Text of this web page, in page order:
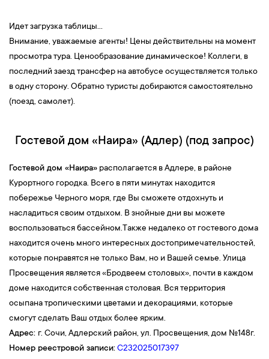
Идет загрузка таблицы...
Внимание, уважаемые агенты! Цены действительны на момент
просмотра тура. Ценообразование динамическое! Коллеги, в
последний заезд трансфер на автобусе осуществляется только
в одну сторону. Обратно туристы добираются самостоятельно
(поезд, самолет).
Гостевой дом «Наира» (Адлер) (под запрос)
Гостевой дом «Наира» располагается в Адлере, в районе
Курортного городка. Всего в пяти минутах находится
побережье Черного моря, где Вы сможете отдохнуть и
насладиться своим отдыхом. В знойные дни вы можете
воспользоваться бассейном.Также недалеко от гостевого дома
находится очень много интересных достопримечательностей,
которые понравятся не только Вам, но и Вашей семье. Улица
Просвещения является «Бродвеем столовых», почти в каждом
доме находится собственная столовая. Вся территория
осыпана тропическими цветами и декорациями, которые
смогут сделать Ваш отдых более ярким.
Адрес: г. Сочи, Адлерский район, ул. Просвещения, дом №148г.
Номер реестровой записи:С232025017397